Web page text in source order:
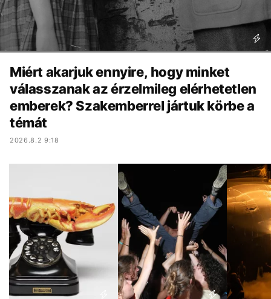
Miért akarjuk ennyire, hogy minket
válasszanak az érzelmileg elérhetetlen
emberek? Szakemberrel jártuk körbe a
témát
2026.8.2 9:18